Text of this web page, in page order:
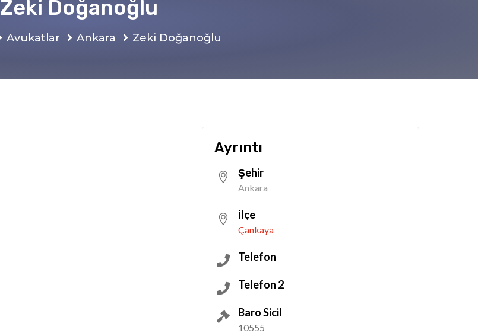
Zeki Doğanoğlu
Avukatlar Ankara Zeki Doğanoğlu
Ayrıntı
Şehir
Ankara
İlçe
Çankaya
Telefon
Telefon 2
Baro Sicil
10555